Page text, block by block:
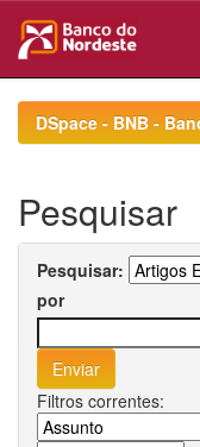
navigationDSpace - BNB -
Pesquisar
Pesquisar:
por
Filtros correntes: